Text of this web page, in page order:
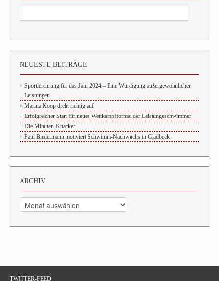
NEUESTE BEITRÄGE
Sportlerehrung für das Jahr 2024 – Eine Würdigung außergewöhnlicher
Leistungen
Marina Koop dreht richtig auf
Erfolgreicher Start für neues Wettkampfformat der Leistungsschwimmer
Die Minuten-Knacker
Paul Biedermann motiviert Schwimm-Nachwuchs in Gladbeck
ARCHIV
Archiv
TWITTER-FEED